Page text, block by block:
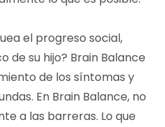
el progreso social,
de su hijo? Brain Balance
de los síntomas y
En Brain Balance, no
a las barreras. Lo que